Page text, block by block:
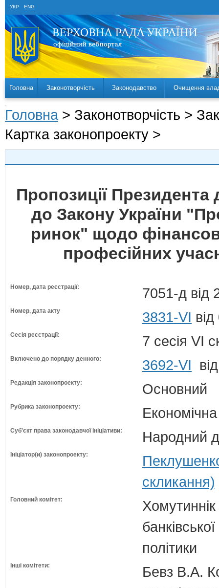
УКР ENG
Головна Законотворчість Законодавство Очищення
Головна > Законотворчість >
Картка законопроекту >
Пропозиції
до Закону України
ринок" щодо
професійних
Номер, дата реєстрації: 7051-д від
Номер, дата акту 3831-VI
Сесія реєстрації: 7 сесія VI
Включено до порядку денного: 3692-VI
Редакція законопроекту: Основний
Рубрика законопроекту:
Суб'єкт права законодавчої ініціативи: Народний
Ініціатор(и) законопроекту:
скликання)
Головний комітет:
політики
Інші комітети:
Бевз В.А.